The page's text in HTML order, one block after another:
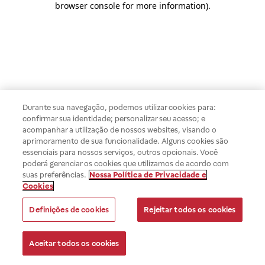
browser console for more information).
Durante sua navegação, podemos utilizar cookies para:
confirmar sua identidade; personalizar seu acesso; e
acompanhar a utilização de nossos websites, visando o
aprimoramento de sua funcionalidade. Alguns cookies são
essenciais para nossos serviços, outros opcionais. Você
poderá gerenciar os cookies que utilizamos de acordo com
suas preferências. Nossa Política de Privacidade e
Cookies
Definições de cookies Rejeitar todos os cookies
Aceitar todos os cookies